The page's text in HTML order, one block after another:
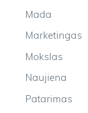
Mada
Marketingas
Mokslas
Naujiena
Patarimas